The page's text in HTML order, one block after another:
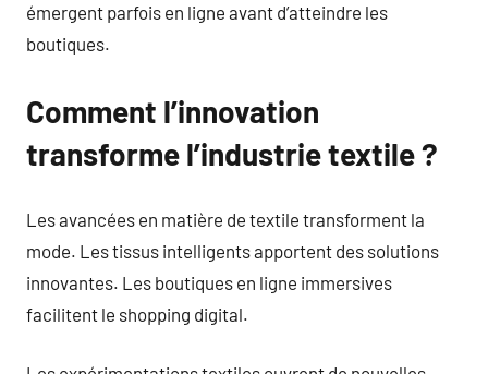
émergent parfois en ligne avant d’atteindre les
boutiques.
Comment l’innovation
transforme l’industrie textile ?
Les avancées en matière de textile transforment la
mode. Les tissus intelligents apportent des solutions
innovantes. Les boutiques en ligne immersives
facilitent le shopping digital.